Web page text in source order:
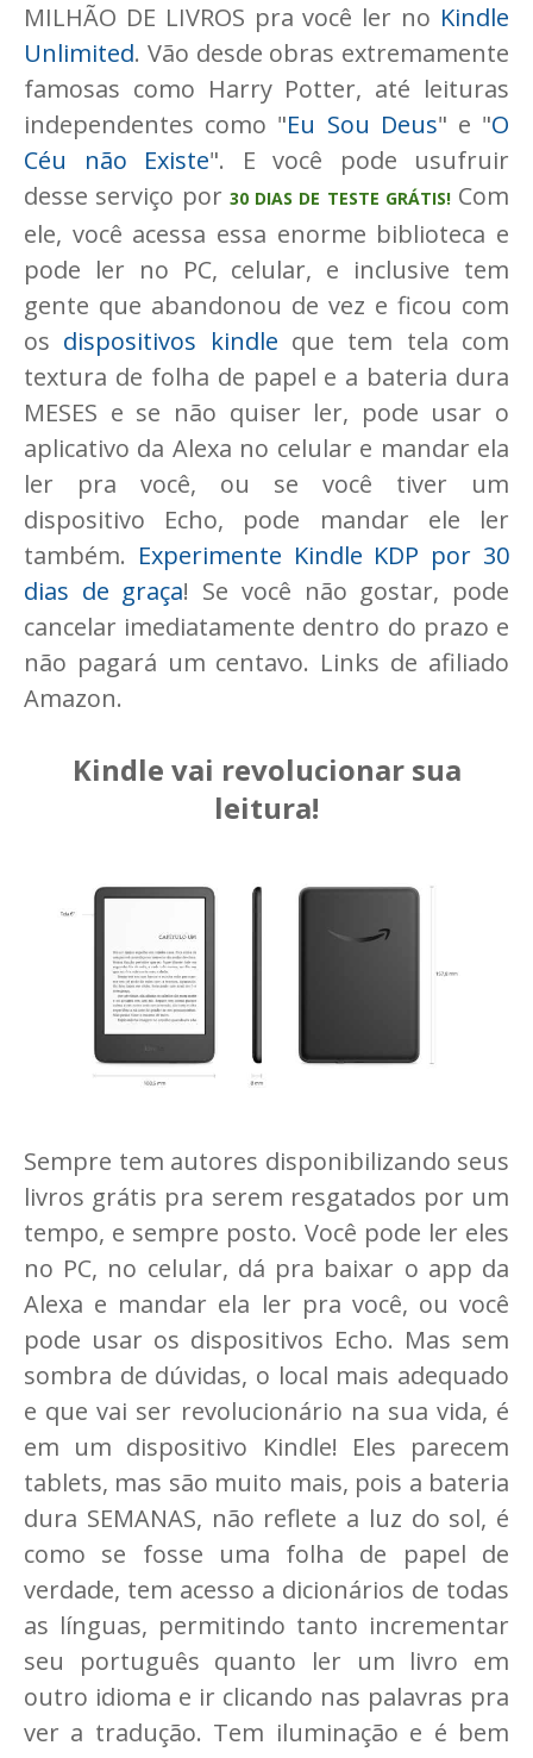
MILHÃO DE LIVROS pra você ler no Kindle
Unlimited. Vão desde obras extremamente
famosas como Harry Potter, até leituras
independentes como "Eu Sou Deus" e "O
Céu não Existe". E você pode usufruir
desse serviço por 30 DIAS DE TESTE GRÁTIS!Com
ele, você acessa essa enorme biblioteca e
pode ler no PC, celular, e inclusive tem
gente que abandonou de vez e ficou com
os dispositivos kindle que tem tela com
textura de folha de papel e a bateria dura
MESES e se não quiser ler, pode usar o
aplicativo da Alexa no celular e mandar ela
ler pra você, ou se você tiver um
dispositivo Echo, pode mandar ele ler
também. Experimente Kindle KDP por 30
dias de graça! Se você não gostar, pode
cancelar imediatamente dentro do prazo e
não pagará um centavo. Links de afiliado
Amazon.
Kindle vai revolucionar sua
leitura!
Sempre tem autores disponibilizando seus
livros grátis pra serem resgatados por um
tempo, e sempre posto. Você pode ler eles
no PC, no celular, dá pra baixar o app da
Alexa e mandar ela ler pra você, ou você
pode usar os dispositivos Echo. Mas sem
sombra de dúvidas, o local mais adequado
e que vai ser revolucionário na sua vida, é
em um dispositivo Kindle! Eles parecem
tablets, mas são muito mais, pois a bateria
dura SEMANAS, não reflete a luz do sol, é
como se fosse uma folha de papel de
verdade, tem acesso a dicionários de todas
as línguas, permitindo tanto incrementar
seu português quanto ler um livro em
outro idioma e ir clicando nas palavras pra
ver a tradução. Tem iluminação e é bem